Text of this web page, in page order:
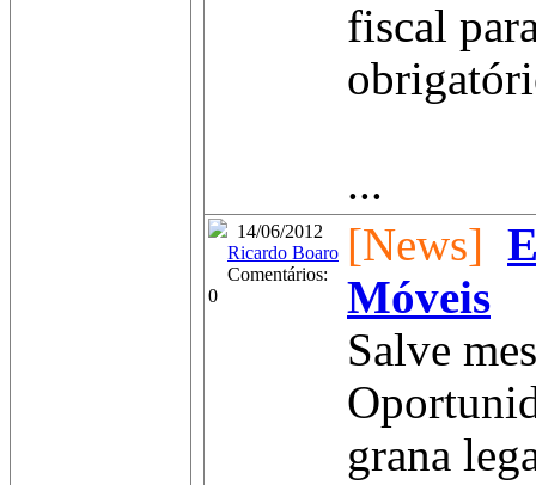
fiscal
...
14/06/2012
Ricardo Boaro
Comentários:
0
[News]
Móveis
Salve
grana